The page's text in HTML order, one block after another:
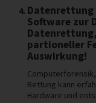
Datenrettung
Software zur
partioneller
Auswirkung!
Rettung kann
Hardware und